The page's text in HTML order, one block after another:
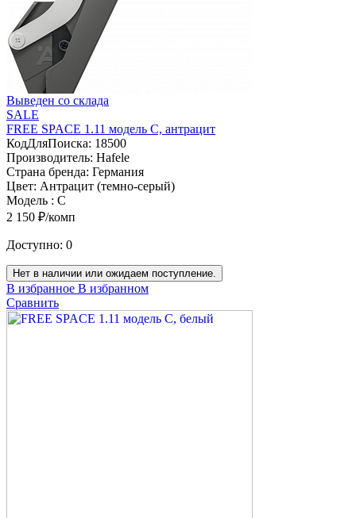
Выведен со склада
SALE
FREE SPACE 1.11 модель C, антрацит
КодДляПоиска: 18500
Производитель: Hafele
Страна бренда: Германия
Цвет: Антрацит (темно-серый)
Модель : C
2 150 ₽/комп
Доступно: 0
Нет в наличии или ожидаем поступление.
В избранное В избранном
Сравнить